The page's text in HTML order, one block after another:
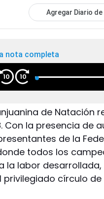
Agregar Diario de
nota completa
10 10
de Natación
Con la presencia de
de la
todos los
la labor
privilegiado círculo